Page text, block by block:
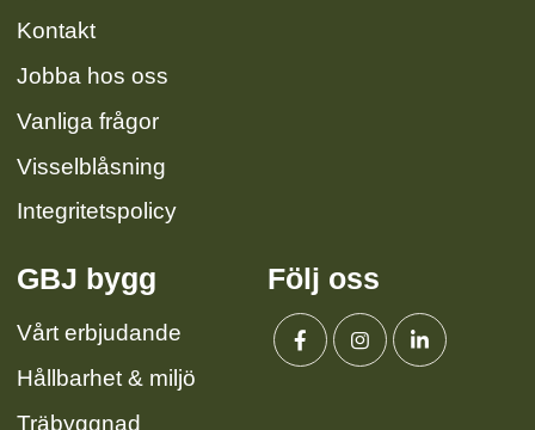
Kontakt
Jobba hos oss
Vanliga frågor
Visselblåsning
Integritetspolicy
GBJ bygg
Vårt erbjudande
Hållbarhet & miljö
Träbyggnad
Följ oss